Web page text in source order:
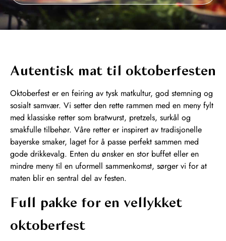
Autentisk mat til oktoberfesten
Oktoberfest er en feiring av tysk matkultur, god stemning og
sosialt samvær. Vi setter den rette rammen med en meny fylt
med klassiske retter som bratwurst, pretzels, surkål og
smakfulle tilbehør. Våre retter er inspirert av tradisjonelle
bayerske smaker, laget for å passe perfekt sammen med
gode drikkevalg. Enten du ønsker en stor buffet eller en
mindre meny til en uformell sammenkomst, sørger vi for at
maten blir en sentral del av festen.
Full pakke for en vellykket
oktoberfest